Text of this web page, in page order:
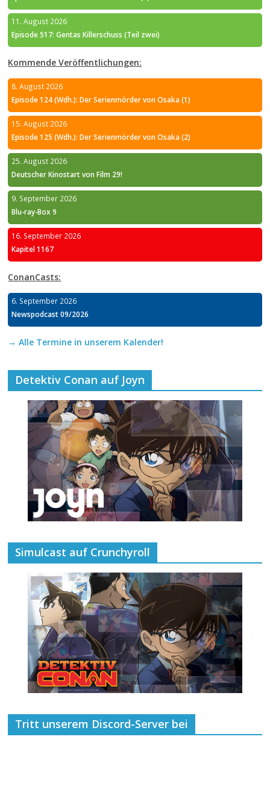
11. August 2026
Episode 517: Gentas Killerschuss (Teil zwei)
Kommende Veröffentlichungen:
8. August 2026
Episode 124 (Wdh.): Der Serienmörder von Osaka (1)
15. August 2026
Episode 125 (Wdh.): Der Serienmörder von Osaka (2)
25. August 2026
Deutscher Kinostart von Film 29!
9. September 2026
Blu-ray-Box 9
16. September 2026
Kapitel 1167
ConanCasts:
6. September 2026
Newspodcast 09/2026
→ Alle Termine in unserem Kalender!
Detektiv Conan auf Joyn
Simulcast auf Crunchyroll
Tritt unserem Discord-Server bei